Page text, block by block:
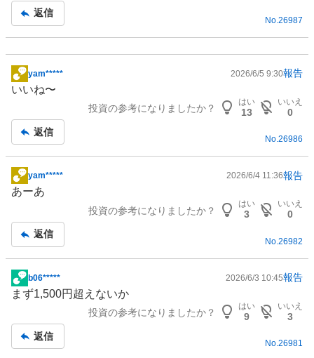
返信
No. 26987
掲
示
事
yam***** 2026/6/5 9:30報告
いいね〜
投資の参考になりましたか？
はい
13
いいえ
0
返信
No.26986
掲
示
事
yam***** 2026/6/4 11:36報告
あーあ
投資の参考になりましたか？
はい
3
いいえ
0
返信
No. 26982
掲
示
事
b06***** 2026/6/3 10:45報告
まず1,500円超えないか
投資の参考になりましたか？
はい
9
いいえ
3
返信
No.26981